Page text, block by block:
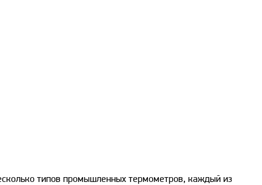
типов промышленных термометров, каждый из